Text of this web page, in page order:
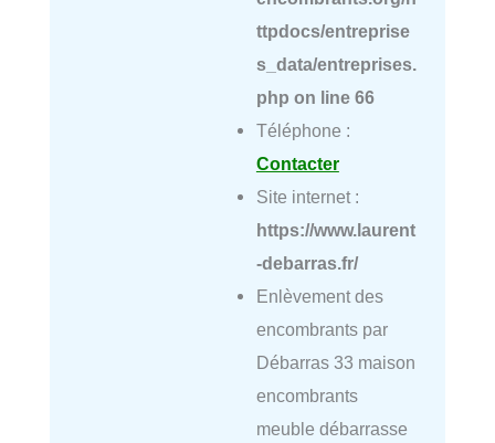
ttpdocs/entreprise
s_data/entreprises.
php on line 66
Téléphone :
Contacter
Site internet :
https://www.laurent
-debarras.fr/
Enlèvement des
encombrants par
Débarras 33 maison
encombrants
meuble débarrasse